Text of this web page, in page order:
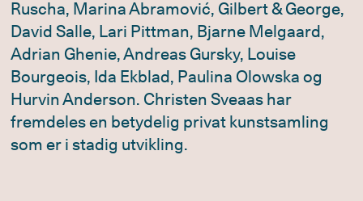
Ruscha, Marina Abramović, Gilbert & George,
David Salle, Lari Pittman, Bjarne Melgaard,
Adrian Ghenie, Andreas Gursky, Louise
Bourgeois, Ida Ekblad, Paulina Olowska og
Hurvin Anderson. Christen Sveaas har
fremdeles en betydelig privat kunstsamling
som er i stadig utvikling.